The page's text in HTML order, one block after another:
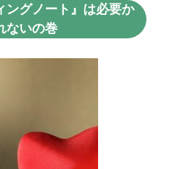
ングノート』は必要か
ないの巻